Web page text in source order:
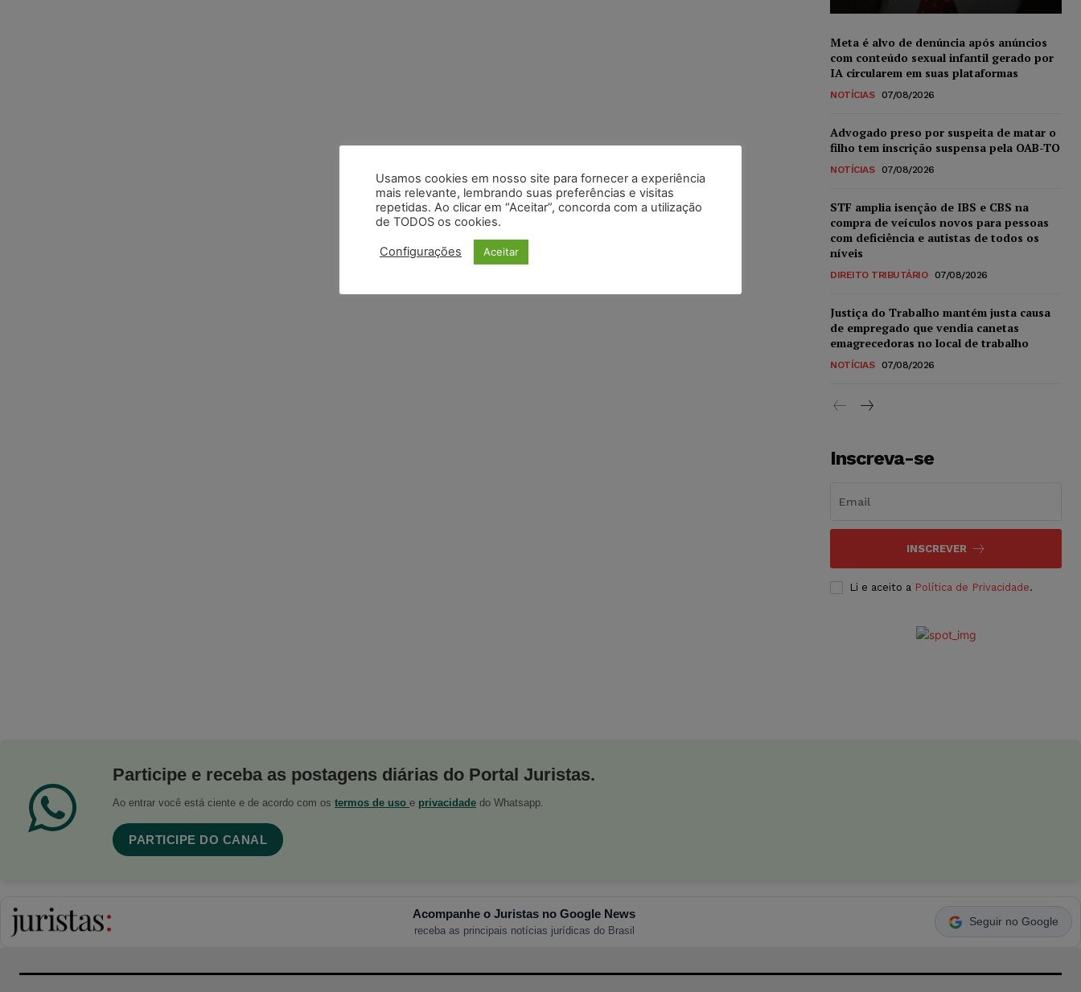
Meta é alvo de denúncia após anúncios
com conteúdo sexual infantil gerado por
IA circularem em suas plataformas
NOTÍCIAS 07/08/2026
Advogado preso por suspeita de matar o
filho tem inscrição suspensa pela OAB-TO
NOTÍCIAS 07/08/2026
STF amplia isenção de IBS e CBS na
compra de veículos novos para pessoas
com deficiência e autistas de todos os
níveis
DIREITO TRIBUTÁRIO 07/08/2026
Justiça do Trabalho mantém justa causa
de empregado que vendia canetas
emagrecedoras no local de trabalho
NOTÍCIAS 07/08/2026
Inscreva-se
INSCREVER
Li e aceito a Política de Privacidade.
Participe e receba as postagens diárias do Portal Juristas.
Ao entrar você está ciente e de acordo com os termos de uso e privacidade do Whatsapp.
PARTICIPE DO CANAL
Acompanhe o Juristas no Google News
receba as principais notícias jurídicas do Brasil
Seguir no Google
Usamos cookies em nosso site para fornecer a experiência
mais relevante, lembrando suas preferências e visitas
repetidas. Ao clicar em “Aceitar”, concorda com a utilização
de TODOS os cookies.
Configurações Aceitar